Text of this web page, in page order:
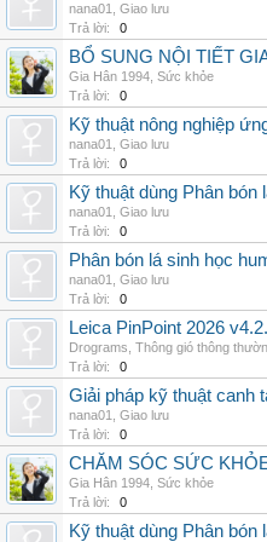
nana01
Giao lưu
Trả lời:
0
BỔ SUNG NỘI TIẾT
Gia Hân 1994 Sức khỏe
Trả lời:
0
Kỹ thuật nông nghiệp
nana01
Giao lưu
Trả lời:
0
Kỹ thuật dùng Phân bón
nana01
Giao lưu
Trả lời:
0
Phân bón lá sinh học
nana01
Giao lưu
Trả lời:
0
Leica PinPoint 2026
Drograms Thông gió thông
Trả lời:
0
Giải pháp kỹ thuật canh
nana01
Giao lưu
Trả lời:
0
CHĂM SÓC SỨC
Gia Hân 1994 Sức khỏe
Trả lời:
0
Kỹ thuật dùng Phân